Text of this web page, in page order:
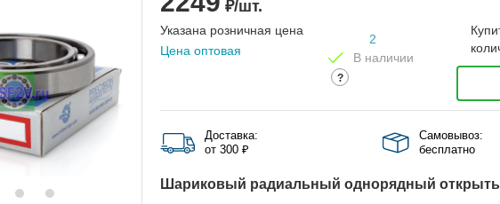
₽/шт.
Указана розничная цена
Цена оптовая
2
В наличии
?
Доставка:
от 300 ₽
Самовывоз:
бесплатно
Шариковый радиальный однорядный